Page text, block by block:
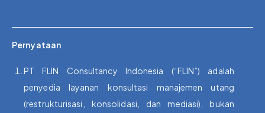
Pernyataan
PT FLIN Consultancy Indonesia (“FLIN”) adalah
penyedia layanan konsultasi manajemen utang
(restrukturisasi, konsolidasi, dan mediasi), bukan